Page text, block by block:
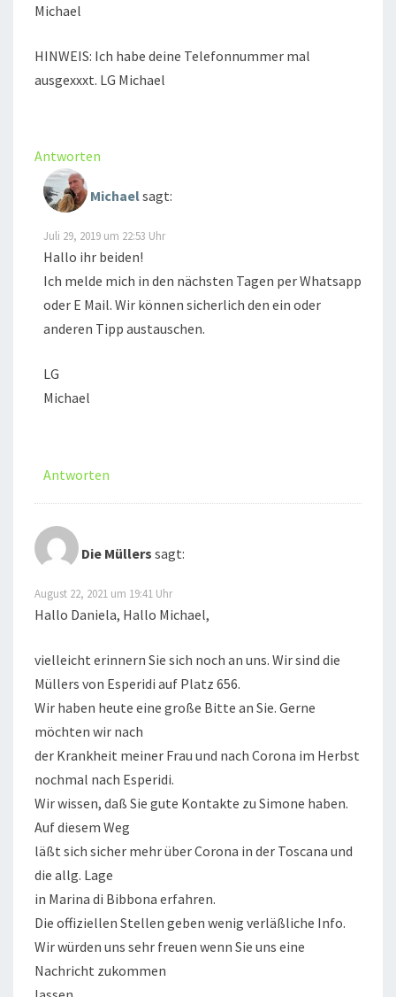
Michael
HINWEIS: Ich habe deine Telefonnummer mal
ausgexxxt. LG Michael
Antworten
Michaelsagt:
Juli 29, 2019 um 22:53 Uhr
Hallo ihr beiden!
Ich melde mich in den nächsten Tagen per Whatsapp
oder E Mail. Wir können sicherlich den ein oder
anderen Tipp austauschen.
LG
Michael
Antworten
Die Müllers sagt:
August 22, 2021 um 19:41 Uhr
Hallo Daniela, Hallo Michael,
vielleicht erinnern Sie sich noch an uns. Wir sind die
Müllers von Esperidi auf Platz 656.
Wir haben heute eine große Bitte an Sie. Gerne
möchten wir nach
der Krankheit meiner Frau und nach Corona im Herbst
nochmal nach Esperidi.
Wir wissen, daß Sie gute Kontakte zu Simone haben.
Auf diesem Weg
läßt sich sicher mehr über Corona in der Toscana und
die allg. Lage
in Marina di Bibbona erfahren.
Die offiziellen Stellen geben wenig verläßliche Info.
Wir würden uns sehr freuen wenn Sie uns eine
Nachricht zukommen